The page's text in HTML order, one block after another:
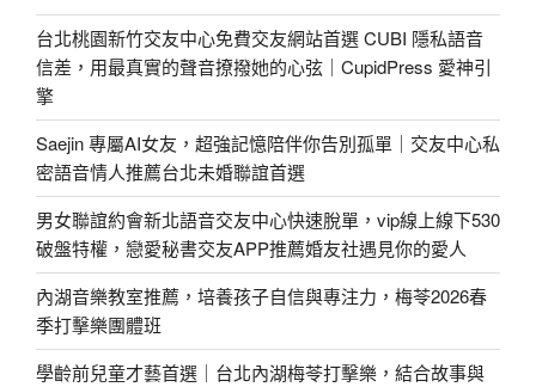
台北桃園新竹交友中心免費交友網站首選 CUBI 隱私語音
信差，用最真實的聲音撩撥她的心弦｜CupidPress 愛神引
擎
Saejin 專屬AI女友，超強記憶陪伴你告別孤單｜交友中心私
密語音情人推薦台北未婚聯誼首選
男女聯誼約會新北語音交友中心快速脫單，vip線上線下530
破盤特權，戀愛秘書交友APP推薦婚友社遇見你的愛人
內湖音樂教室推薦，培養孩子自信與專注力，梅苓2026春
季打擊樂團體班
學齡前兒童才藝首選｜台北內湖梅苓打擊樂，結合故事與